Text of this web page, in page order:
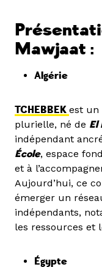
Mawjaat :
Algérie
TCHEBBEK est un
plurielle, né de El
indépendant
École, espace
et à
Aujourd’hui, ce
émerger un
indépendants,
les ressources et
Égypte